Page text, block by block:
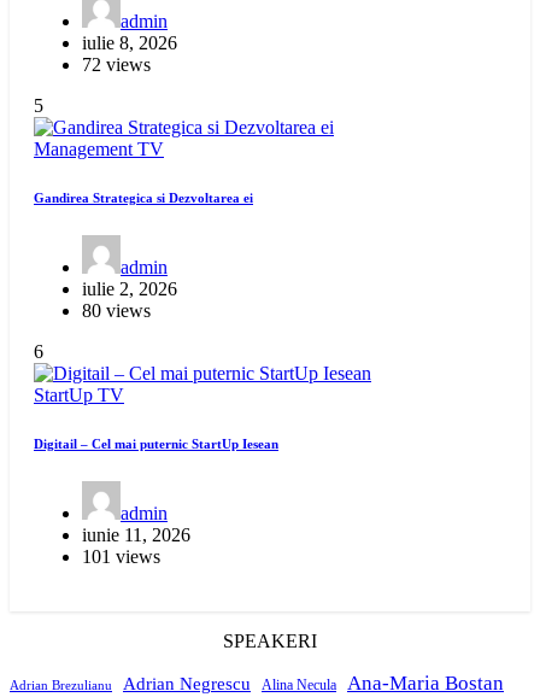
admin
iulie 8, 2026
72 views
5
Management TV
Gandirea Strategica si Dezvoltarea ei
admin
iulie 2, 2026
80 views
6
StartUp TV
Digitail – Cel mai puternic StartUp Iesean
admin
iunie 11, 2026
101 views
SPEAKERI
Adrian Brezulianu Adrian Negrescu Alina Necula Ana-Maria Bostan